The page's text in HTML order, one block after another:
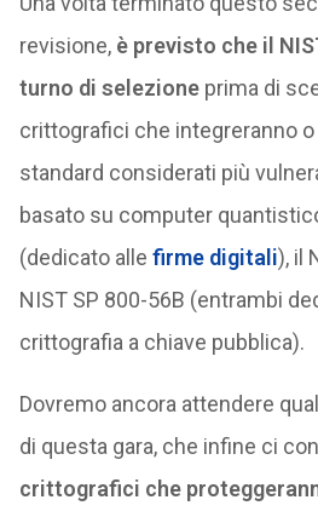
revisione, è previsto che il
turno di selezioneprima di
crittografici che integreranno
standard considerati più
basato su computer
(dedicato alle firme digitali), il
NIST SP 800-56B (entrambi
crittografia a chiave pubblica).
Dovremo ancora attendere
di questa gara, che infine ci
crittografici che